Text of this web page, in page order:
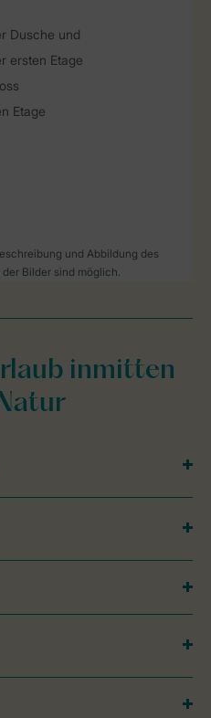
Dusche und
ersten Etage
Etage
und Abbildung des
Bilder sind möglich.
inmitten